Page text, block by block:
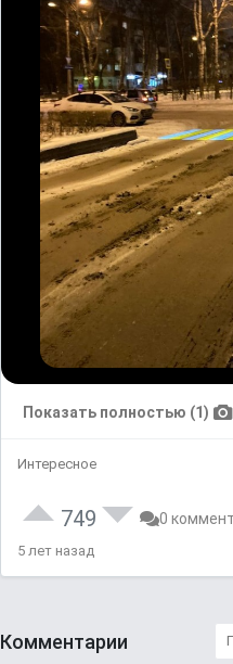
Показать полностью (1)
Интересное
749 0
5 лет назад
Комментарии